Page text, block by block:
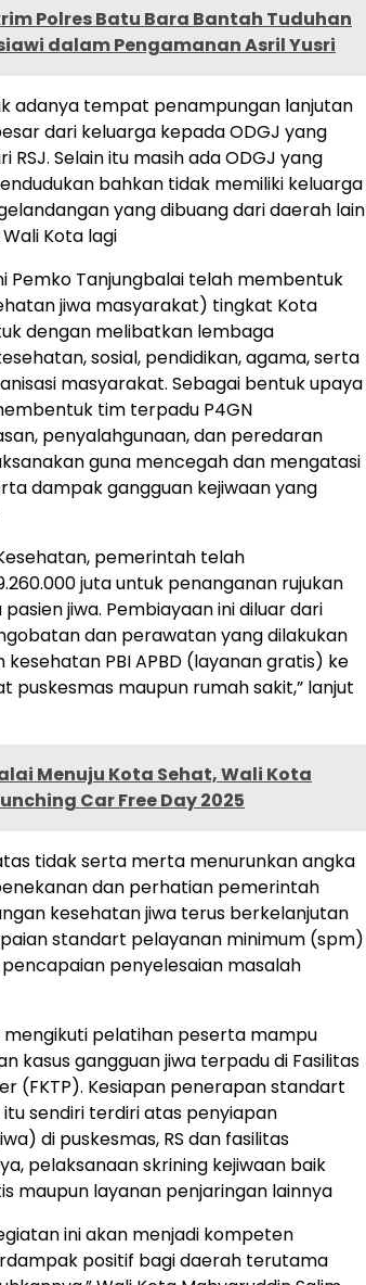
Polres Batu Bara Bantah Tuduhan
dalam Pengamanan Asril Yusri
adanya tempat penampungan lanjutan
dari keluarga kepada ODGJ yang
Selain itu masih ada ODGJ yang
bahkan tidak memiliki keluarga
yang dibuang dari daerah lain
Kota lagi
Pemko Tanjungbalai telah membentuk
jiwa masyarakat) tingkat Kota
dengan melibatkan lembaga
sosial, pendidikan, agama, serta
masyarakat. Sebagai bentuk upaya
tim terpadu P4GN
penyalahgunaan, dan peredaran
guna mencegah dan mengatasi
dampak gangguan kejiwaan yang
pemerintah telah
juta untuk penanganan rujukan
jiwa. Pembiayaan ini diluar dari
dan perawatan yang dilakukan
PBI APBD (layanan gratis) ke
puskesmas maupun rumah sakit,” lanjut
Menuju Kota Sehat, Wali Kota
Car Free Day 2025
tidak serta merta menurunkan angka
dan perhatian pemerintah
kesehatan jiwa terus berkelanjutan
standart pelayanan minimum (spm)
penyelesaian masalah
pelatihan peserta mampu
kasus gangguan jiwa terpadu di Fasilitas
(FKTP). Kesiapan penerapan standart
sendiri terdiri atas penyiapan
di puskesmas, RS dan fasilitas
pelaksanaan skrining kejiwaan baik
maupun layanan penjaringan lainnya
ini akan menjadi kompeten
positif bagi daerah terutama